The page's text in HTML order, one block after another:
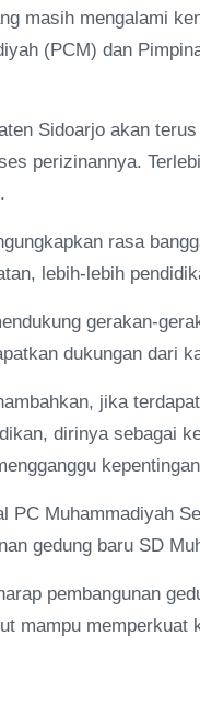
masih mengalami
(PCM) dan
Sidoarjo akan
perizinannya.
rasa
lebih-lebih
gerakan-
dukungan dari
jika
dirinya sebagai
PC Muhammadiyah
gedung baru SD
pembangunan
mampu memperkuat